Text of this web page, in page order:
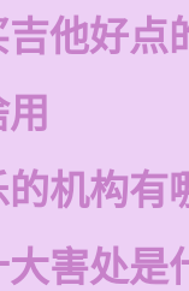
他好点
机构有
害处是